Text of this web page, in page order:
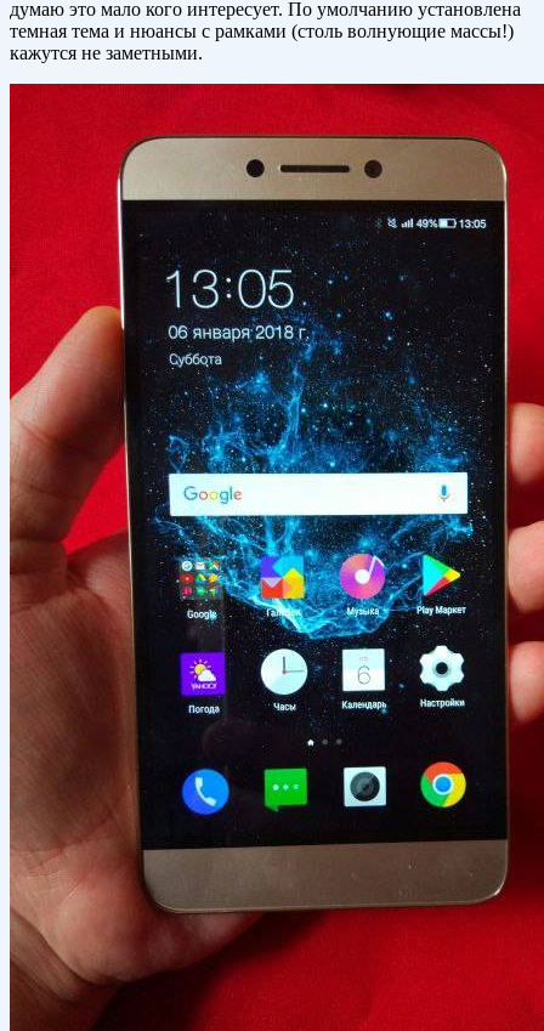
думаю это мало кого интересует. По умолчанию установлена
темная тема и нюансы с рамками (столь волнующие массы!)
кажутся не заметными.